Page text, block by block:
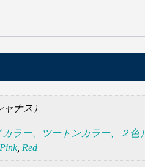
ナス）
ラー、ツートンカラー、２色）
Pink, Red